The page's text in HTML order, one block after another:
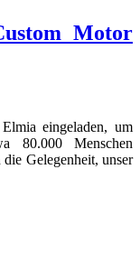
Motor
eingeladen, um
80.000 Menschen
Gelegenheit, unser